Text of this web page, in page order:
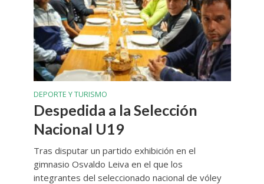
DEPORTE Y TURISMO
Despedida a la Selección
Nacional U19
Tras disputar un partido exhibición en el
gimnasio Osvaldo Leiva en el que los
integrantes del seleccionado nacional de vóley